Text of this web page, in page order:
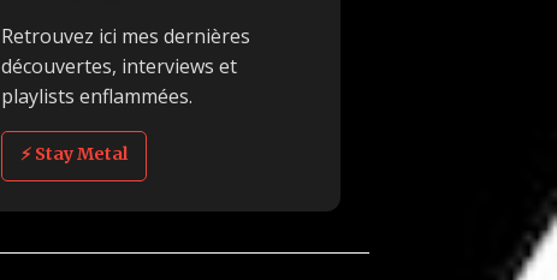
Retrouvez ici mes dernières
découvertes, interviews et
playlists enflammées.
⚡ Stay Metal